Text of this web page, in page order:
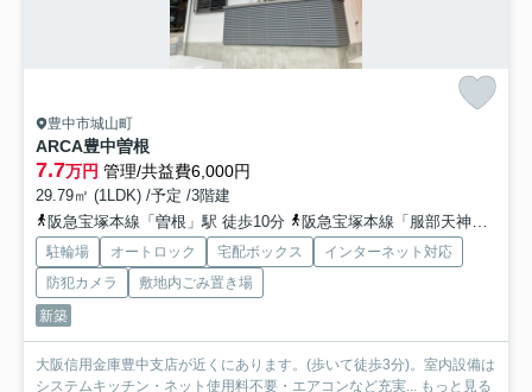
豊中市城山町
ARCA豊中曽根
7.7万円 管理/共益費6,000円
29.79㎡ (1LDK) /予定 /3階建
阪急宝塚本線「曽根」駅 徒歩10分
阪急宝塚本線「服部天神」駅 徒歩11分
駐輪場 オートロック 宅配ボックス
インターネット対応
防犯カメラ
敷地内ごみ置き場
新築
大阪信用金庫豊中支店が近くにあります。(歩いて徒歩3分)。室内設備は
システムキッチン・ネット使用料不要・エアコンなど充実... もっと見る